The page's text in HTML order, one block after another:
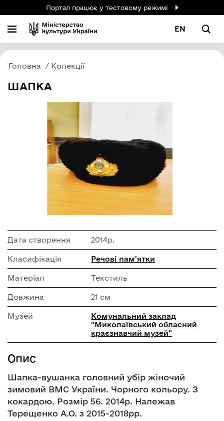
Портал працює у тестовому режимі
EN
Головна Колекції
ШАПКА
Дата створення 2014р.
Класифікація Речові пам'ятки
Матеріал Текстиль
Довжина 21 см
Музей
Комунальний заклад
"Миколаївський обласний
краєзнавчий музей"
Опис
Шапка-вушанка головний убір жіночий
зимовий ВМС України. Чорного кольору. З
кокардою. Розмір 56. 2014р. Належав
Терещенко А.О. з 2015-2018рр.